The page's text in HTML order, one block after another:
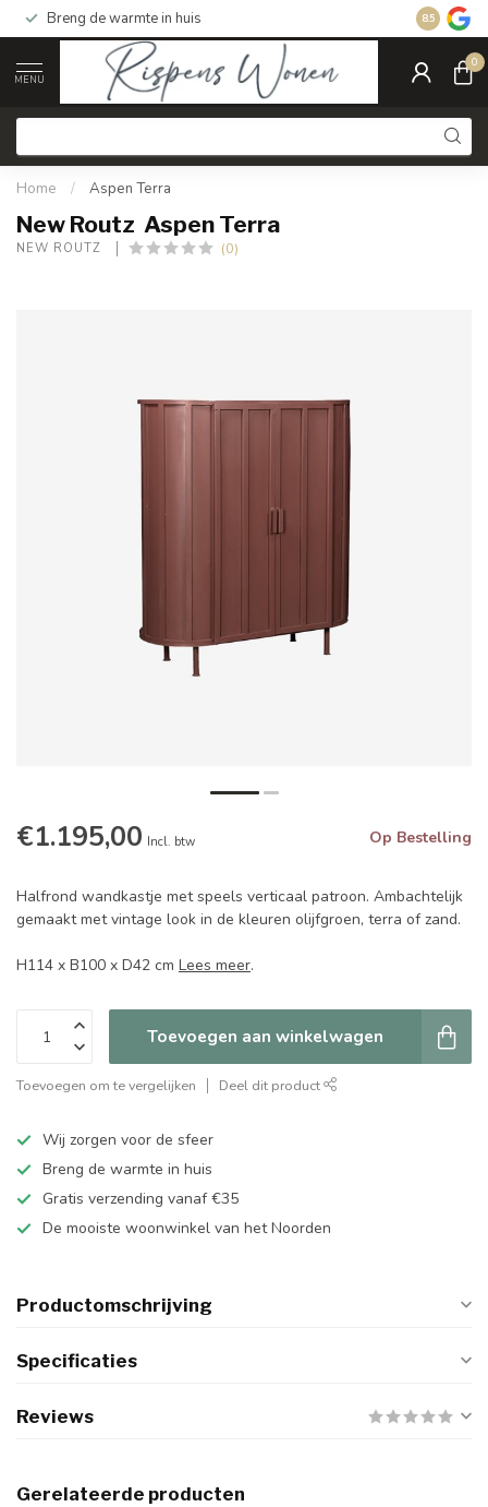
Breng de warmte in huis Gratis
8.5
MENU
0
Home / Aspen Terra
New Routz Aspen Terra
NEW ROUTZ (0)
€1.195,00 Incl. btw Op Bestelling
Halfrond wandkastje met speels verticaal patroon. Ambachtelijk
gemaakt met vintage look in de kleuren olijfgroen, terra of zand.
H114 x B100 x D42 cm Lees meer.
Toevoegen aan winkelwagen
Toevoegen om te vergelijken Deel dit product
Wij zorgen voor de sfeer
Breng de warmte in huis
Gratis verzending vanaf €35
De mooiste woonwinkel van het Noorden
Productomschrijving
Specificaties
Reviews
Gerelateerde producten